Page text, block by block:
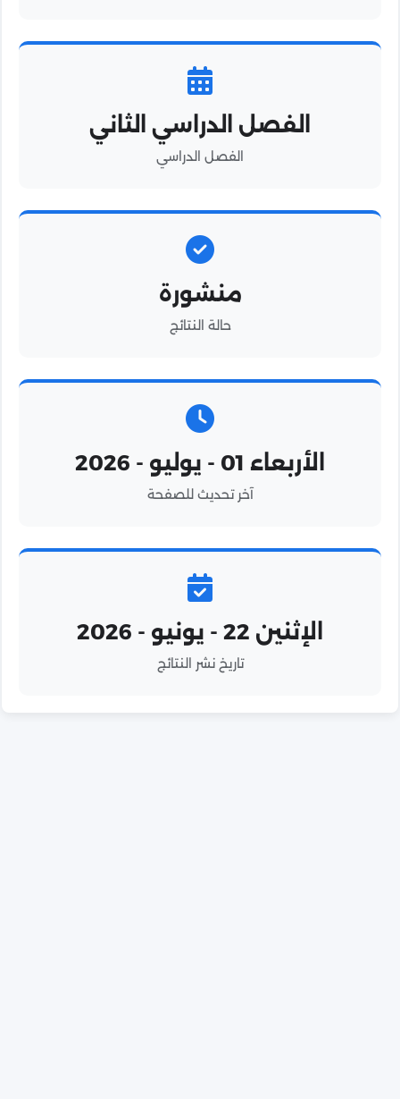
الفصل الدراسي الثاني
الفصل الدراسي
منشورة
حالة النتائج
الأربعاء 01 - يوليو - 2026
آخر تحديث للصفحة
الإثنين 22 - يونيو - 2026
تاريخ نشر النتائج